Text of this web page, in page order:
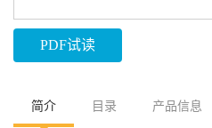
PDF试读
简介 目录 产品信息